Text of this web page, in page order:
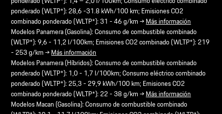
ponderado (WLTP*): 28,6 -31.8 kWh/100 km; Emisiones CO2
combinado ponderado (WLTP*): 31 - 46 g/km →Más información
Modelos Panamera (Gasolina): Consumo de combustible combinado
(WLTP*): 9,6 - 11,2 l/100km; Emisiones CO2 combinado (WLTP*): 219
- 253 g/km →Más información
Modelos Panamera (Híbridos): Consumo de combustible combinado
ponderado (WLTP*): 1,0 - 1,7 l/100km; Consumo eléctrico combinado
ponderado (WLTP*): 25,3 - 29,9 kWh/100 km; Emisiones CO2
combinado ponderado (WLTP*): 22 - 38 g/km →Más información
Modelos Macan (Gasolina): Consumo de combustible combinado